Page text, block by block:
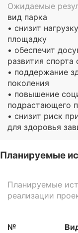
Ожидаемые
вид парка
• снизит
площадку
• обеспечит
развития
• поддержание
поколения
• повышение
подрастающего
• снизит риск
для здоровья
Планируемые
Планируемые
реализации
№